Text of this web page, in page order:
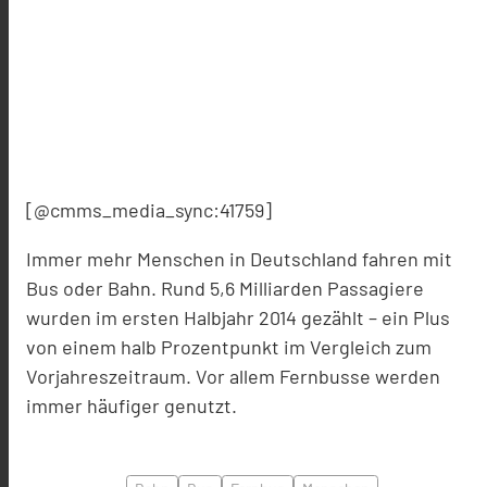
[@cmms_media_sync:41759]
Immer mehr Menschen in Deutschland fahren mit
Bus oder Bahn. Rund 5,6 Milliarden Passagiere
wurden im ersten Halbjahr 2014 gezählt – ein Plus
von einem halb Prozentpunkt im Vergleich zum
Vorjahreszeitraum. Vor allem Fernbusse werden
immer häufiger genutzt.